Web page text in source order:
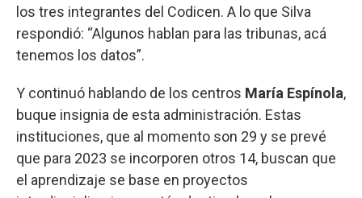
los tres integrantes del Codicen. A lo que Silva
respondió: “Algunos hablan para las tribunas, acá
tenemos los datos”.
Y continuó hablando de los centros María Espínola,
buque insignia de esta administración. Estas
instituciones, que al momento son 29 y se prevé
que para 2023 se incorporen otros 14, buscan que
el aprendizaje se base en proyectos